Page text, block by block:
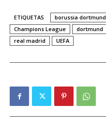
ETIQUETAS borussia dortmund
Champions League
dortmund
real madrid
UEFA